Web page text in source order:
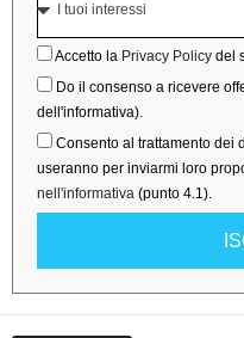
Accetto la Privacy Policy del
Do il consenso a ricevere
dell'informativa).
Consento al trattamento dei
useranno per inviarmi loro
nell'informativa (punto 4.1).